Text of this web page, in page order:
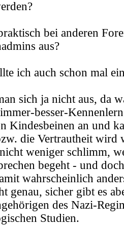
bei anderen
aus?
ich auch schon mal
sich ja nicht aus, da
besser-
Kindesbeinen an und
die Vertrautheit wird
weniger schlimm,
begeht - und
wahrscheinlich
genau, sicher gibt es
des Nazi-
Studien.